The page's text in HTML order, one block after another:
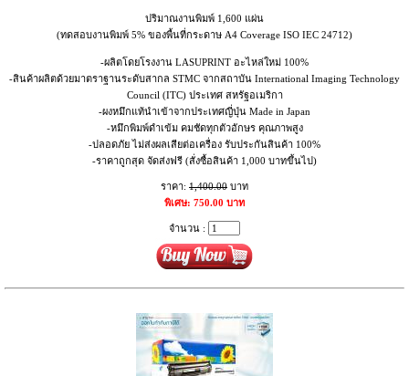
ปริมาณงานพิมพ์ 1,600 แผ่น
(ทดสอบงานพิมพ์ 5% ของพื้นที่กระดาษ A4 Coverage ISO IEC 24712)
-ผลิตโดยโรงงาน LASUPRINT อะไหล่ใหม่ 100%
-สินค้าผลิตด้วยมาตราฐานระดับสากล STMC จากสถาบัน International Imaging Technology
Council (ITC) ประเทศ สหรัฐอเมริกา
-ผงหมึกแท้นำเข้าจากประเทศญี่ปุ่น Made in Japan
-หมึกพิมพ์ดำเข้ม คมชัดทุกตัวอักษร คุณภาพสูง
-ปลอดภัย ไม่ส่งผลเสียต่อเครื่อง รับประกันสินค้า 100%
-ราคาถูกสุด จัดส่งฟรี (สั่งซื้อสินค้า 1,000 บาทขึ้นไป)
ราคา: 1,400.00 บาท
พิเศษ: 750.00 บาท
จำนวน :